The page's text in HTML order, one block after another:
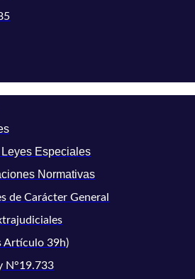
Leyes Especiales
Normativas
de Carácter General
Artículo 39h)
N°19.733